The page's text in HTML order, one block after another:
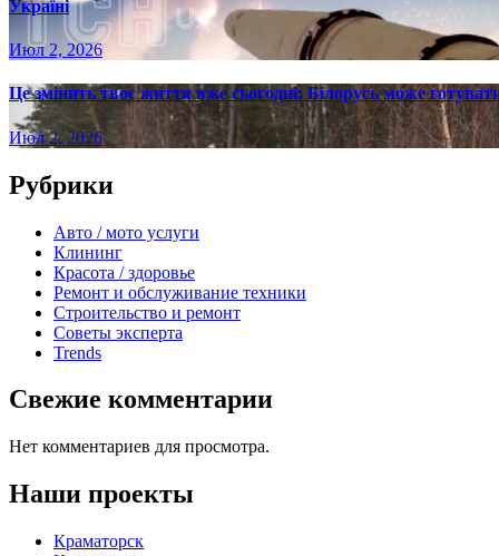
Україні
Июл 2, 2026
Це змінить твоє життя вже сьогодні: Білорусь може
Июл 2, 2026
Рубрики
Авто / мото услуги
Клининг
Красота / здоровье
Ремонт и обслуживание техники
Строительство и ремонт
Советы эксперта
Trends
Свежие комментарии
Нет комментариев для просмотра.
Наши проекты
Краматорск